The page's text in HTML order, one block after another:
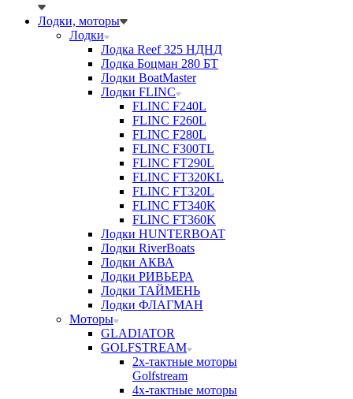
Лодки, моторы
Лодки
Лодка Reef 325 НДНД
Лодка Боцман 280 БТ
Лодки BoatMaster
Лодки FLINC
FLINC F240L
FLINC F260L
FLINC F280L
FLINC F300TL
FLINC FT290L
FLINC FT320KL
FLINC FT320L
FLINC FT340K
FLINC FT360K
Лодки HUNTERBOAT
Лодки RiverBoats
Лодки АКВА
Лодки РИВЬЕРА
Лодки ТАЙМЕНЬ
Лодки ФЛАГМАН
Моторы
GLADIATOR
GOLFSTREAM
2х-тактные моторы
Golfstream
4х-тактные моторы